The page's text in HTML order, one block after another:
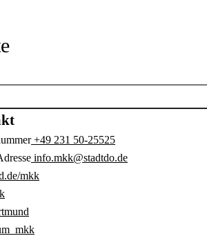
+49 231 50-25525
info.mkk@stadtdo.de
mkk